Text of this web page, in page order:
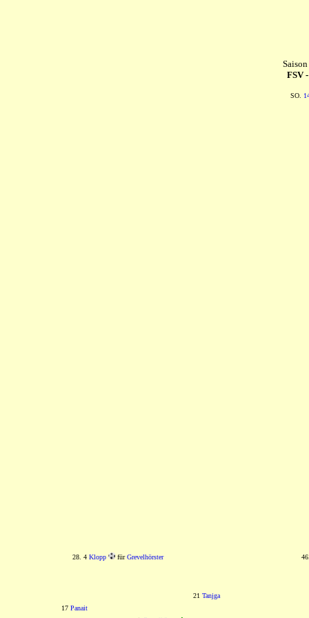
FSV
SO.
28. 4 Klopp fürGrevelhörster
21 Tanjga
17 Panait